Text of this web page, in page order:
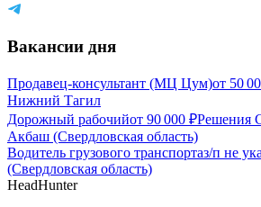
Вакансии дня
Продавец-консультант (МЦ Цум)от 50
Нижний Тагил
Дорожный рабочийот 90 000 ₽Решения
Акбаш (Свердловская область)
Водитель грузового транспортаз/п не
(Свердловская область)
HeadHunter